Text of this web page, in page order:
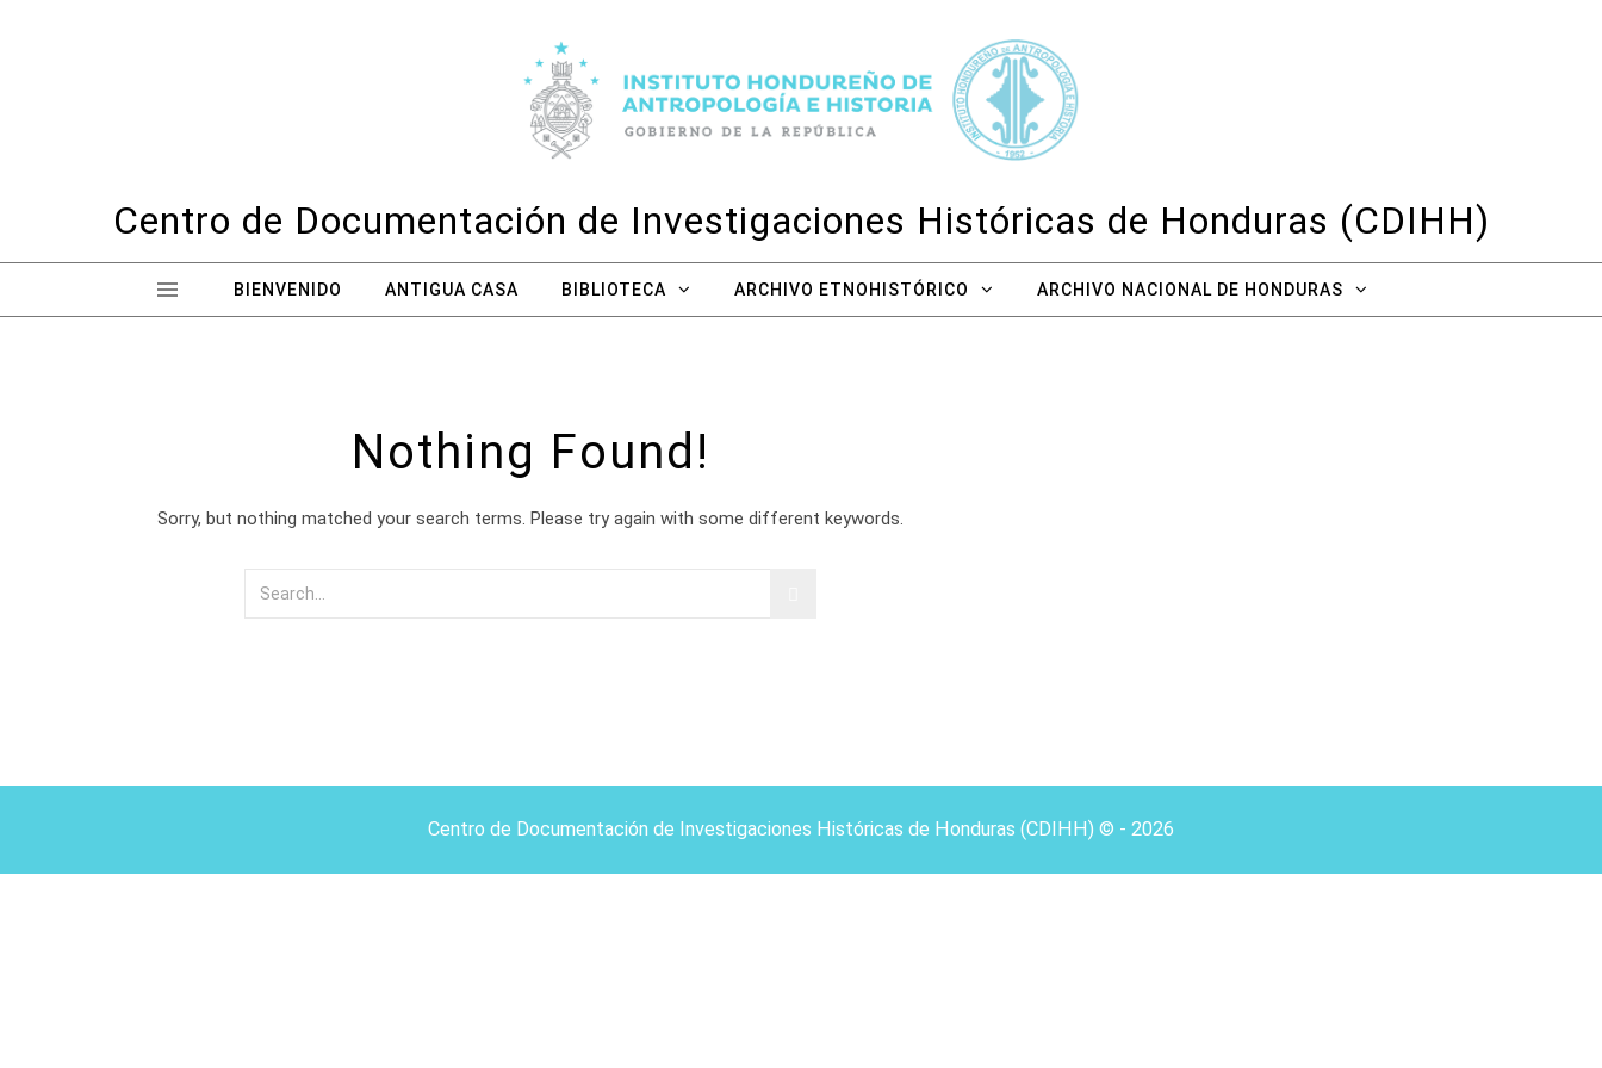
Centro de Documentación de Investigaciones Históricas de Honduras (CDIHH)
BIENVENIDO ANTIGUA CASA BIBLIOTECA ARCHIVO ETNOHISTÓRICO ARCHIVO NACIONAL DE HONDURAS
Nothing Found!
Sorry, but nothing matched your search terms. Please try again with some different keywords.
Centro de Documentación de Investigaciones Históricas de Honduras (CDIHH) © - 2026